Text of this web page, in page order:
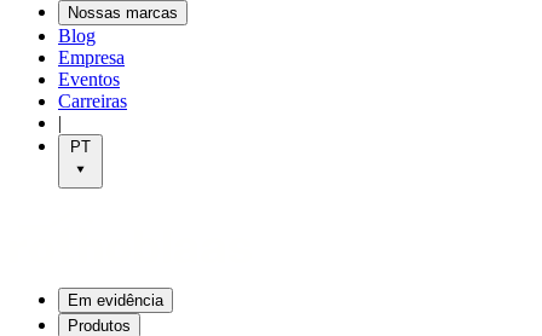
Nossas marcas
Blog
Empresa
Eventos
Carreiras
|
PT
Em evidência
Produtos